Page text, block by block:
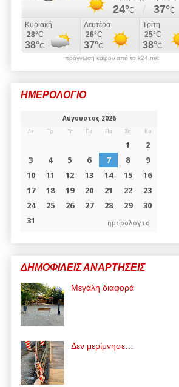
πρόγνωση καιρού από το k24.net
ΗΜΕΡΟΛΟΓΙΟ
ημερολογιο
ΔΗΜΟΦΙΛΕΙΣ ΑΝΑΡΤΗΣΕΙΣ
Μεγάλη διαφορά
Δεν μερίμνησε…